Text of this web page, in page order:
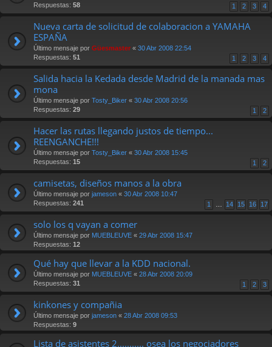
Respuestas: 58 1 2 3 4
Nueva carta de solicitud de colaboracion a YAMAHA
ESPAÑA
Último mensaje por Güesmaster « 30 Abr 2008 22:54
Respuestas: 51 1 2 3 4
Salida hacia la Kedada desde Madrid de la manada mas
mona
Último mensaje por Tosty_Biker « 30 Abr 2008 20:56
Respuestas: 29 1 2
Hacer las rutas llegando justos de tiempo...
REENGANCHE!!!
Último mensaje por Tosty_Biker « 30 Abr 2008 15:45
Respuestas: 15 1 2
camisetas, diseños manos a la obra
Último mensaje por jameson « 30 Abr 2008 10:47
Respuestas: 241 1 14 15 16 17
solo los q vayan a comer
Último mensaje por MUEBLEUVE « 29 Abr 2008 15:47
Respuestas: 12
Qué hay que llevar a la KDD nacional.
Último mensaje por MUEBLEUVE « 28 Abr 2008 20:09
Respuestas: 31 1 2 3
kinkones y compañia
Último mensaje por jameson « 28 Abr 2008 09:53
Respuestas: 9
Lista de asistentes 2........... osea los negociadores